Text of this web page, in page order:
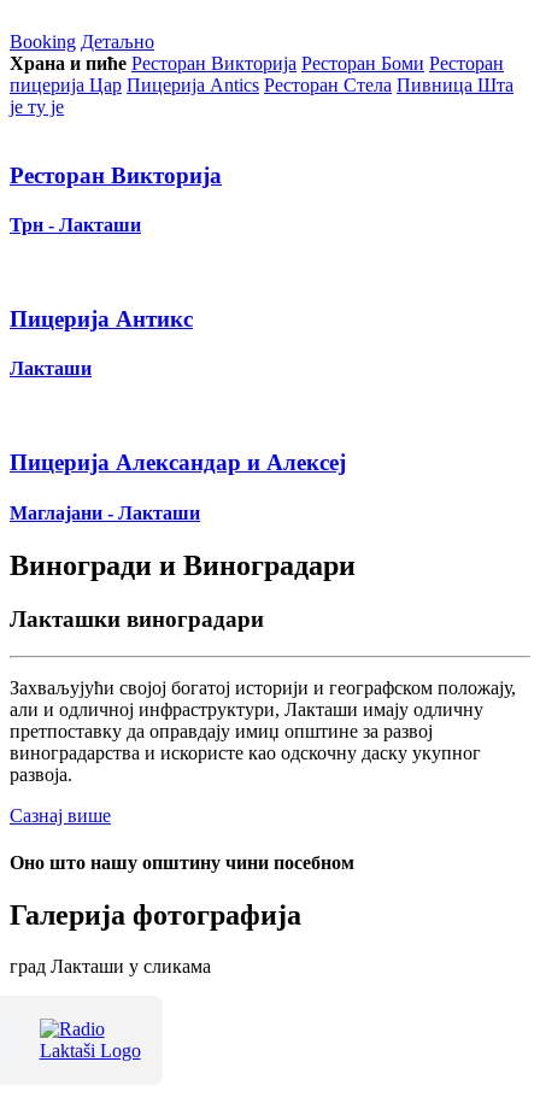
Booking Детаљно
Храна и пиће Ресторан Викторија Ресторан Боми Ресторан
пицерија Цар Пицерија Аntics Ресторан Стела Пивница Шта
је ту је
Ресторан Викторија
Трн - Лакташи
Пицерија Антикс
Лакташи
Пицерија Александар и Алексеј
Маглајани - Лакташи
Виногради и Виноградари
Лакташки виноградари
Захваљујући својој богатој историји и географском положају,
али и одличној инфраструктури, Лакташи имају одличну
претпоставку да оправдају имиџ општине за развој
виноградарства и искористе као одскочну даску укупног
развоја.
Сазнај више
Оно што нашу општину чини посебном
Галерија фотографија
град Лакташи у сликама
Терме Лакташи